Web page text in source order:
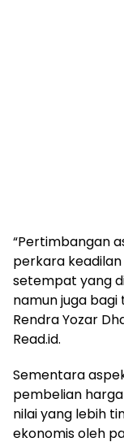
“Pertimbangan
perkara
setempat yang
namun juga
Rendra Yozar
Read.id.
Sementara
pembelian
nilai yang lebih
ekonomis oleh